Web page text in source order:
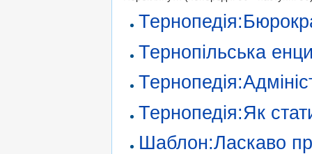
Тернопільська
Тернопедія:Як
Шаблон:Ласкаво